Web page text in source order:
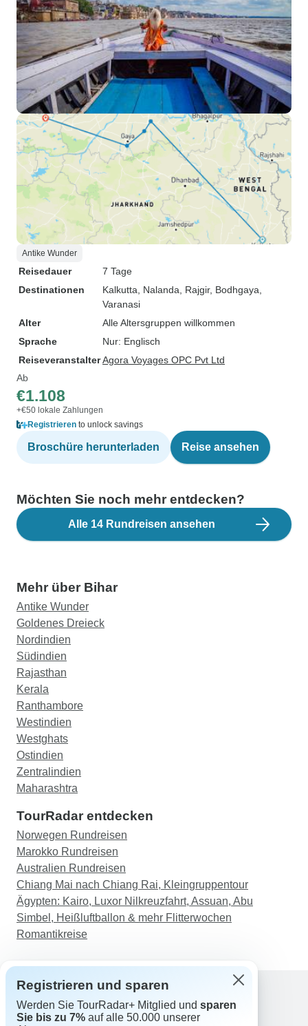
Antike Wunder
Reisedauer
7 Tage
Destinationen
Kalkutta , Nalanda , Rajgir, Bodhgaya
Varanasi
Alter
Alle Altersgruppen willkommen
Sprache
Nur: Englisch
ReiseveranstalterAgora Voyages OPC Pvt Ltd
Ab
€1.108
+€50 lokale Zahlungen
Registrieren to unlock savings
Broschüre herunterladen Reise ansehen
Möchten Sie noch mehr entdecken?
Alle 14 Rundreisen ansehen
Mehr über Bihar
Antike Wunder
Goldenes Dreieck
Nordindien
Südindien
Rajasthan
Kerala
Ranthambore
Westindien
Westghats
Ostindien
Zentralindien
Maharashtra
TourRadar entdecken
Norwegen Rundreisen
Marokko Rundreisen
Australien Rundreisen
Chiang Mai nach Chiang Rai, Kleingruppentour
Ägypten: Kairo, Luxor Nilkreuzfahrt, Assuan, Abu
Simbel, Heißluftballon & mehr Flitterwochen
Romantikreise
Support
Registrieren und sparen
Werden Sie TourRadar+ Mitglied und sparen
Sie bis zu 7% auf alle 50.000 unserer